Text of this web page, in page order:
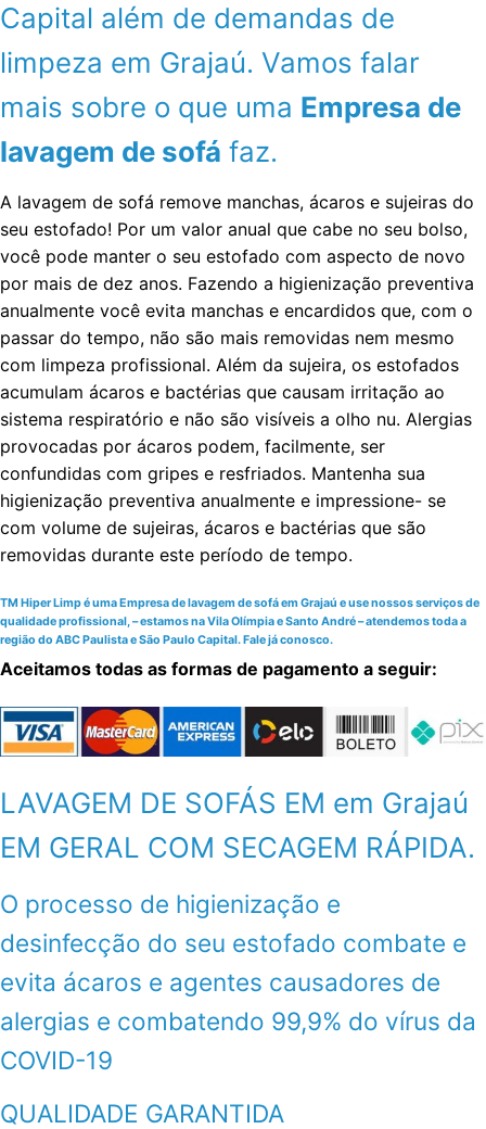
Capital além de demandas de
limpeza em Grajaú. Vamos falar
mais sobre o que uma Empresa de
lavagem de sofá faz.
A lavagem de sofá remove manchas, ácaros e sujeiras do
seu estofado! Por um valor anual que cabe no seu bolso,
você pode manter o seu estofado com aspecto de novo
por mais de dez anos. Fazendo a higienização preventiva
anualmente você evita manchas e encardidos que, com o
passar do tempo, não são mais removidas nem mesmo
com limpeza profissional. Além da sujeira, os estofados
acumulam ácaros e bactérias que causam irritação ao
sistema respiratório e não são visíveis a olho nu. Alergias
provocadas por ácaros podem, facilmente, ser
confundidas com gripes e resfriados. Mantenha sua
higienização preventiva anualmente e impressione- se
com volume de sujeiras, ácaros e bactérias que são
removidas durante este período de tempo.
TM Hiper Limp é uma Empresa de lavagem de sofá em Grajaú e use nossos serviços de
qualidade profissional, – estamos na Vila Olímpia e Santo André – atendemos toda a
região do ABC Paulista e São Paulo Capital. Fale já conosco.
Aceitamos todas as formas de pagamento a seguir:
LAVAGEM DE SOFÁS EM em Grajaú
EM GERAL COM SECAGEM RÁPIDA.
O processo de higienização e
desinfecção do seu estofado combate e
evita ácaros e agentes causadores de
alergias e combatendo 99,9% do vírus da
COVID-19
QUALIDADE GARANTIDA